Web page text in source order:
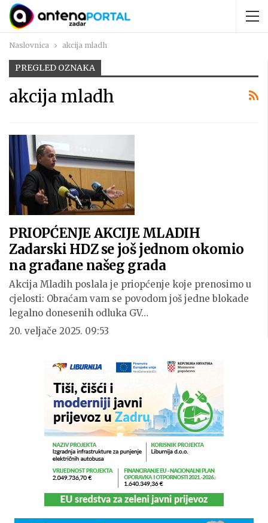
Naslovnica akcija mladh
PREGLED OZNAKA
akcija mladh
PRIOPĆENJE AKCIJE MLADIH
Zadarski HDZ se još jednom okomio
na građane našeg grada
Akcija Mladih poslala je priopćenje koje prenosimo u
cjelosti: Obraćam vam se povodom još jedne blokade
legalno donesenih odluka GV…
20. veljače 2025. 09:53